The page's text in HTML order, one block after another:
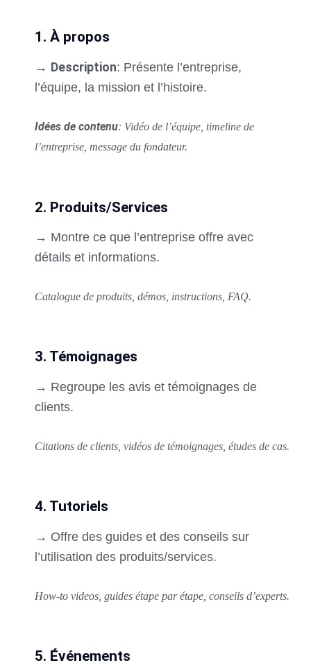
1. À propos
→ Description: Présente l’entreprise,
l’équipe, la mission et l’histoire.
Idées de contenu: Vidéo de l’équipe, timeline de
l’entreprise, message du fondateur.
2. Produits/Services
→ Montre ce que l’entreprise offre avec
détails et informations.
Catalogue de produits, démos, instructions, FAQ.
3. Témoignages
→ Regroupe les avis et témoignages de
clients.
Citations de clients, vidéos de témoignages, études de cas.
4. Tutoriels
→ Offre des guides et des conseils sur
l’utilisation des produits/services.
How-to videos, guides étape par étape, conseils d’experts.
5. Événements